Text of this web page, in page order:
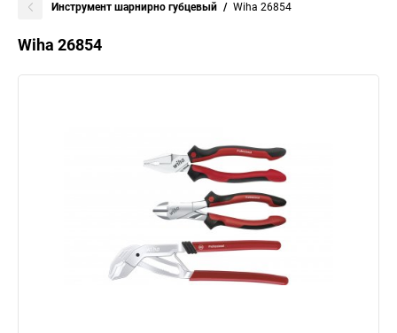
Инструмент шарнирно губцевый Wiha 26854
Wiha 26854